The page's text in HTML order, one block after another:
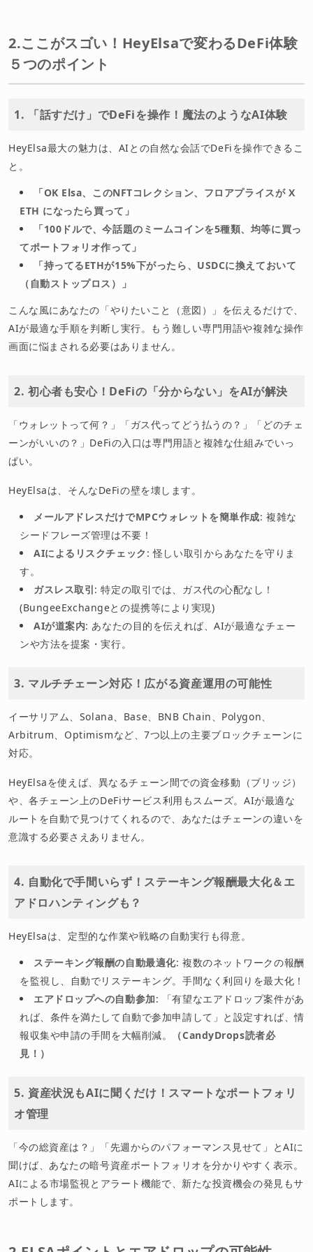
2.ここがスゴい！HeyElsaで変わるDeFi体験
５つのポイント
1. 「話すだけ」でDeFiを操作！魔法のようなAI体験
HeyElsa最大の魅力は、AIとの自然な会話でDeFiを操作できるこ
と。
「OK Elsa、このNFTコレクション、フロアプライスが X
ETH になったら買って」
「100ドルで、今話題のミームコインを5種類、均等に買っ
てポートフォリオ作って」
「持ってるETHが15%下がったら、USDCに換えておいて
（自動ストップロス）」
こんな風にあなたの「やりたいこと（意図）」を伝えるだけで、
AIが最適な手順を判断し実行。もう難しい専門用語や複雑な操作
画面に悩まされる必要はありません。
2. 初心者も安心！DeFiの「分からない」をAIが解決
「ウォレットって何？」「ガス代ってどう払うの？」「どのチェ
ーンがいいの？」DeFiの入口は専門用語と複雑な仕組みでいっ
ぱい。
HeyElsaは、そんなDeFiの壁を壊します。
メールアドレスだけでMPCウォレットを簡単作成: 複雑な
シードフレーズ管理は不要！
AIによるリスクチェック : 怪しい取引からあなたを守りま
す。
ガスレス取引: 特定の取引では、ガス代の心配なし！
(BungeeExchangeとの提携等により実現)
AIが道案内: あなたの目的を伝えれば、AIが最適なチェー
ンや方法を提案・実行。
3. マルチチェーン対応！広がる資産運用の可能性
イーサリアム、Solana、Base、BNB Chain、Polygon、
Arbitrum、Optimismなど、7つ以上の主要ブロックチェーンに
対応。
HeyElsaを使えば、異なるチェーン間での資金移動（ブリッジ）
や、各チェーン上のDeFiサービス利用もスムーズ。AIが最適な
ルートを自動で見つけてくれるので、あなたはチェーンの違いを
意識する必要さえありません。
4. 自動化で手間いらず！ステーキング報酬最大化＆エ
アドロハンティングも？
HeyElsaは、定型的な作業や戦略の自動実行も得意。
ステーキング報酬の自動最適化: 複数のネットワークの報酬
を監視し、自動でリステーキング。手間なく利回りを最大化！
エアドロップへの自動参加: 「有望なエアドロップ案件があ
れば、条件を満たして自動で参加申請して」と設定すれば、情
報収集や申請の手間を大幅削減。
（CandyDrops読者必
見！）
5. 資産状況もAIに聞くだけ！スマートなポートフォリ
オ管理
「今の総資産は？」「先週からのパフォーマンス見せて」とAIに
聞けば、あなたの暗号資産ポートフォリオを分かりやすく表示。
AIによる市場監視とアラート機能で、新たな投資機会の発見もサ
ポートします。